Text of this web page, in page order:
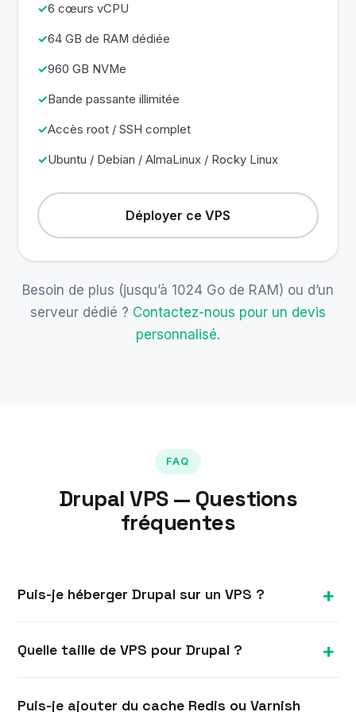
6 cœurs vCPU
64 GB de RAM dédiée
960 GB NVMe
Bande passante illimitée
Accès root / SSH complet
Ubuntu / Debian / AlmaLinux / Rocky Linux
Déployer ce VPS
Besoin de plus (jusqu’à 1024 Go de RAM) ou d’un
serveur dédié ? Contactez-nous pour un devis
personnalisé.
FAQ
Drupal VPS — Questions
fréquentes
Puis-je héberger Drupal sur un VPS ?
tourner Drupal sur une stack LAMP/LEMP
isolées, du cache et un contrôle total de la
Quelle taille de VPS pour Drupal ?
Puis-je ajouter du cache Redis ou Varnish